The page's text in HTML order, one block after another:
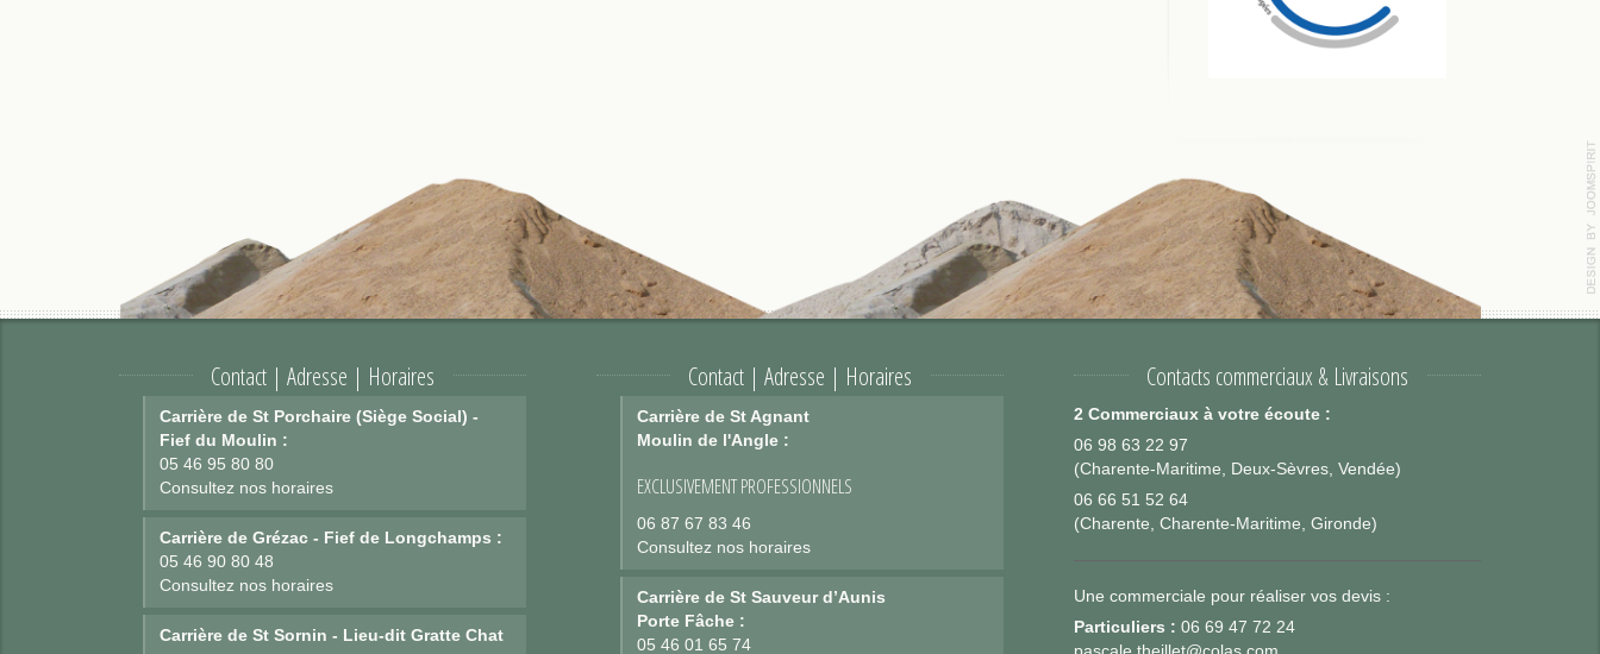
Contact | Adresse | Horaires
Carrière de St Porchaire (Siège Social) -
Fief du Moulin :
05 46 95 80 80
Consultez nos horaires
Carrière de Grézac - Fief de Longchamps :
05 46 90 80 48
Consultez nos horaires
Carrière de St Sornin - Lieu-dit Gratte Chat
Contact | Adresse | Horaires
Carrière de St Agnant
Moulin de l'Angle :
EXCLUSIVEMENT PROFESSIONNELS
06 87 67 83 46
Consultez nos horaires
Carrière de St Sauveur d’Aunis
Porte Fâche :
05 46 01 65 74
Contacts commerciaux & Livraisons
2 Commerciaux à votre écoute :
06 98 63 22 97
(Charente-Maritime, Deux-Sèvres, Vendée)
06 66 51 52 64
(Charente, Charente-Maritime, Gironde)
Une commerciale pour réaliser vos devis :
Particuliers : 06 69 47 72 24